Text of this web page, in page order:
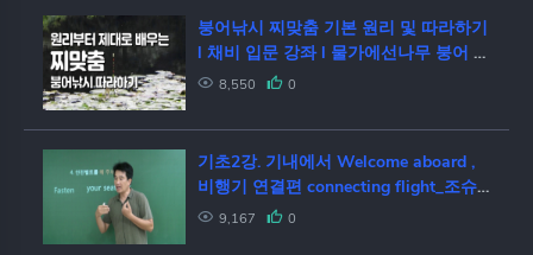
붕어낚시 찌맞춤 기본 원리 및 따라하기
l 채비 입문 강좌 l 물가에선나무 붕어 낚
시 동영상 방송 채널
8,550 0
기초2강. 기내에서 Welcome aboard ,
비행기 연결편 connecting flight_조슈
아 영어
9,167 0